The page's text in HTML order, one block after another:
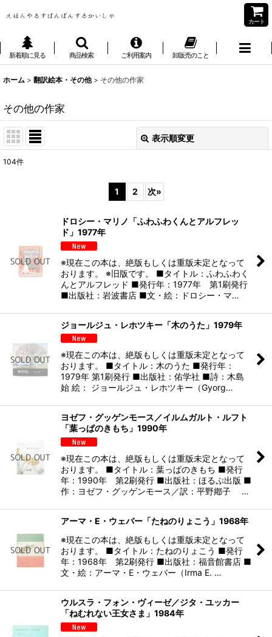
カート
新着順に見る 商品検索 ご利用案内 卸販売のこと
ホーム > 翻訳絵本・その他 > その他の作家
その他の作家
表示順変更
104件
1 2 次»
ドロシー・マリノ「ふわふわくんとアルフレッ
ド」1977年
※現在この本は、絶版もしくは重版未定となって
おります。 ※旧版です。 ■タイトル：ふわふわく
んとアルフレッド ■発行年：1977年 第1刷発行
■出版社：岩波書店 ■文・絵：ドロシー・マ…
ジョールジュ・レホツキー「木のうた」1979年
※現在この本は、絶版もしくは重版未定となって
おります。 ■タイトル：木のうた ■発行年：
1979年 第1刷発行 ■出版社：佑学社 ■詩：木島
始 絵： ジョールジュ・レホツキー（Gyorg…
ヨゼフ・グッゲンモース／イルムガルト・ルフト
「葉っぱのきもち」1990年
※現在この本は、絶版もしくは重版未定となって
おります。 ■タイトル：葉っぱのきもち ■発行
年：1990年 第2刷発行 ■出版社：ほるぷ出版 ■
作：ヨゼフ・グッゲンモース／訳：平野鄕子 …
アーマ・E・ウェバー「たねのりょこう」1968年
※現在この本は、絶版もしくは重版未定となって
おります。 ■タイトル：たねのりょこう ■発行
年：1968年 第2刷発行 ■出版社：福音館書店 ■
文・絵：アーマ・E・ウェバー（Irma E. …
ウルスラ・フォン・ヴィーゼ／ジタ・ユッカー
「ねむれない王女さま」1984年